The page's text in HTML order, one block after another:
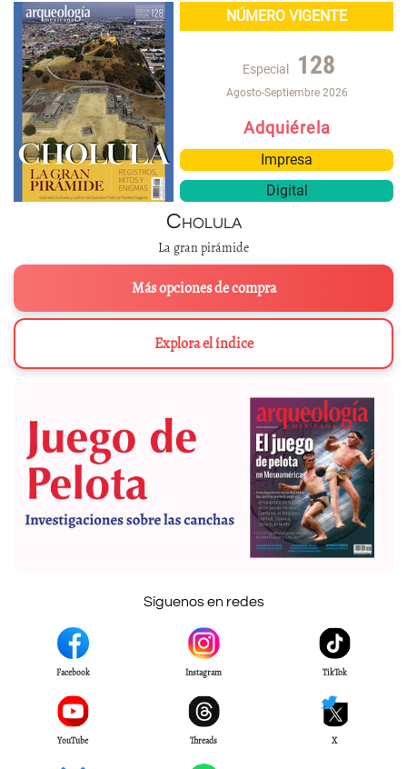
NÚMERO VIGENTE
Especial 128
Agosto-Septiembre 2026
Adquiérela
Impresa
Digital
Cholula
La gran pirámide
Más opciones de compra
Explora el índice
Síguenos en redes
Facebook Instagram TikTok
YouTube Threads X